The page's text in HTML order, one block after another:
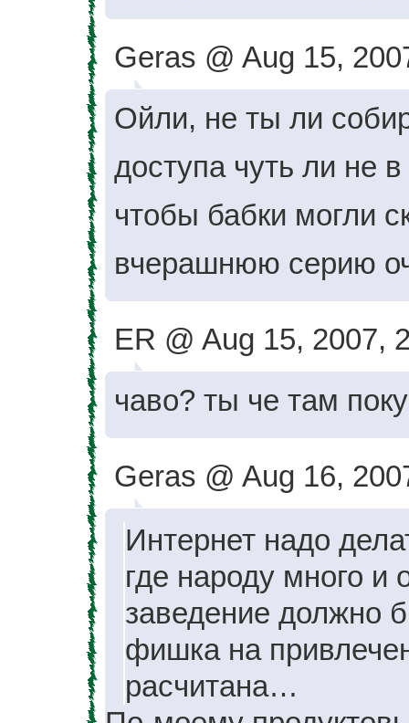
Geras @ Aug 15,
Ойли, не ты ли
доступа чуть ли не
чтобы бабки могли
вчерашнюю серию
ER @ Aug 15, 2007,
чаво? ты че там
Geras @ Aug 16,
Интернет надо
где народу много и
заведение должно
фишка на
расчитана…